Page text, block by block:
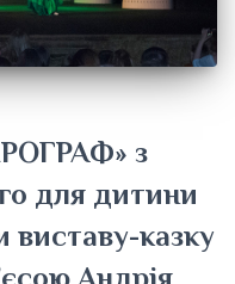
з
для дитини
виставу-казку
Андрія